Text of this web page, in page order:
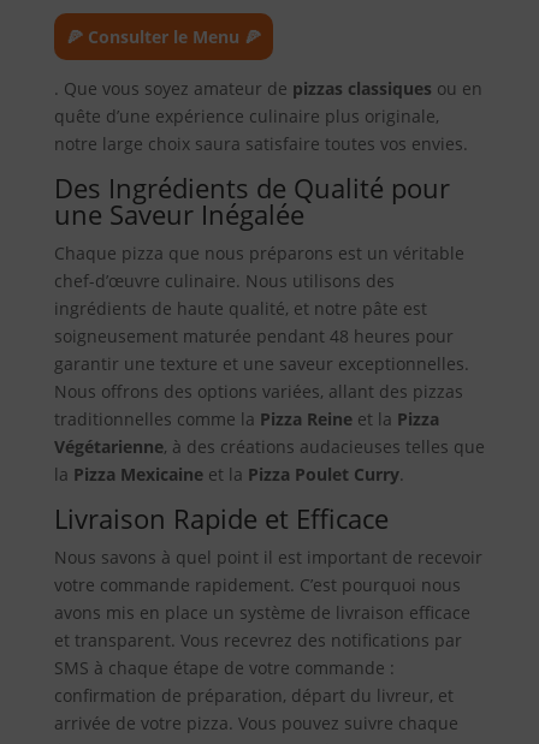
🍕 Consulter le Menu 🍕
. Que vous soyez amateur de pizzas classiques ou en
quête d’une expérience culinaire plus originale,
notre large choix saura satisfaire toutes vos envies.
Des Ingrédients de Qualité pour
une Saveur Inégalée
Chaque pizza que nous préparons est un véritable
chef-d’œuvre culinaire. Nous utilisons des
ingrédients de haute qualité, et notre pâte est
soigneusement maturée pendant 48 heures pour
garantir une texture et une saveur exceptionnelles.
Nous offrons des options variées, allant des pizzas
traditionnelles comme la Pizza Reineet la Pizza
Végétarienne, à des créations audacieuses telles que
la Pizza Mexicaineet la Pizza Poulet Curry.
Livraison Rapide et Efficace
Nous savons à quel point il est important de recevoir
votre commande rapidement. C’est pourquoi nous
avons mis en place un système de livraison efficace
et transparent. Vous recevrez des notifications par
SMS à chaque étape de votre commande :
confirmation de préparation, départ du livreur, et
arrivée de votre pizza. Vous pouvez suivre chaque